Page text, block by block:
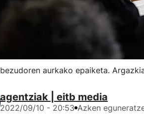
aurkako epaiketa.
agentziak | eitb media
2022/09/10 - 20:53 Azken